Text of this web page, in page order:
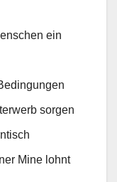
ein
sorgen
Mine lohnt